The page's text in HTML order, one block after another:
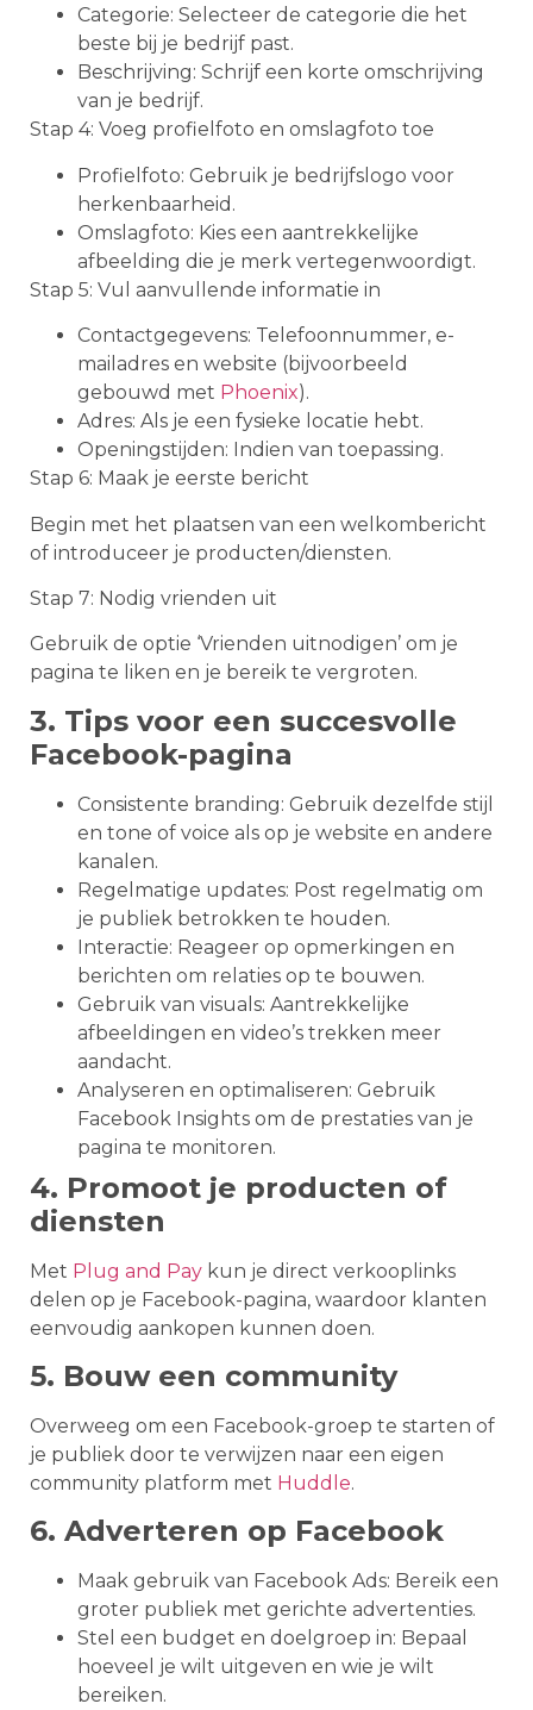
Categorie: Selecteer de categorie die het
beste bij je bedrijf past.
Beschrijving: Schrijf een korte omschrijving
van je bedrijf.
Stap 4: Voeg profielfoto en omslagfoto toe
Profielfoto: Gebruik je bedrijfslogo voor
herkenbaarheid.
Omslagfoto: Kies een aantrekkelijke
afbeelding die je merk vertegenwoordigt.
Stap 5: Vul aanvullende informatie in
Contactgegevens: Telefoonnummer, e-
mailadres en website (bijvoorbeeld
gebouwd met Phoenix).
Adres: Als je een fysieke locatie hebt.
Openingstijden: Indien van toepassing.
Stap 6: Maak je eerste bericht
Begin met het plaatsen van een welkombericht
of introduceer je producten/diensten.
Stap 7: Nodig vrienden uit
Gebruik de optie ‘Vrienden uitnodigen’ om je
pagina te liken en je bereik te vergroten.
3. Tips voor een succesvolle
Facebook-pagina
Consistente branding: Gebruik dezelfde stijl
en tone of voice als op je website en andere
kanalen.
Regelmatige updates: Post regelmatig om
je publiek betrokken te houden.
Interactie: Reageer op opmerkingen en
berichten om relaties op te bouwen.
Gebruik van visuals: Aantrekkelijke
afbeeldingen en video’s trekken meer
aandacht.
Analyseren en optimaliseren: Gebruik
Facebook Insights om de prestaties van je
pagina te monitoren.
4. Promoot je producten of
diensten
Met Plug and Pay kun je direct verkooplinks
delen op je Facebook-pagina, waardoor klanten
eenvoudig aankopen kunnen doen.
5. Bouw een community
Overweeg om een Facebook-groep te starten of
je publiek door te verwijzen naar een eigen
community platform met Huddle.
6. Adverteren op Facebook
Maak gebruik van Facebook Ads: Bereik een
groter publiek met gerichte advertenties.
Stel een budget en doelgroep in: Bepaal
hoeveel je wilt uitgeven en wie je wilt
bereiken.